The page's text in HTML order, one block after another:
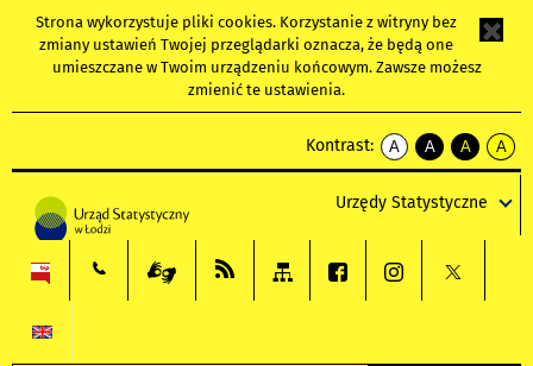
Strona wykorzystuje pliki cookies. Korzystanie z witryny bez
zmiany ustawień Twojej przeglądarki oznacza, że będą one
umieszczane w Twoim urządzeniu końcowym. Zawsze możesz
zmienić te ustawienia.
Kontrast:
A
kontrast
A
kontrast
tekst
czarnym
A
kontrast
tekst
czarnym
A
tekst
żółtym
Urzędy Statystyczne